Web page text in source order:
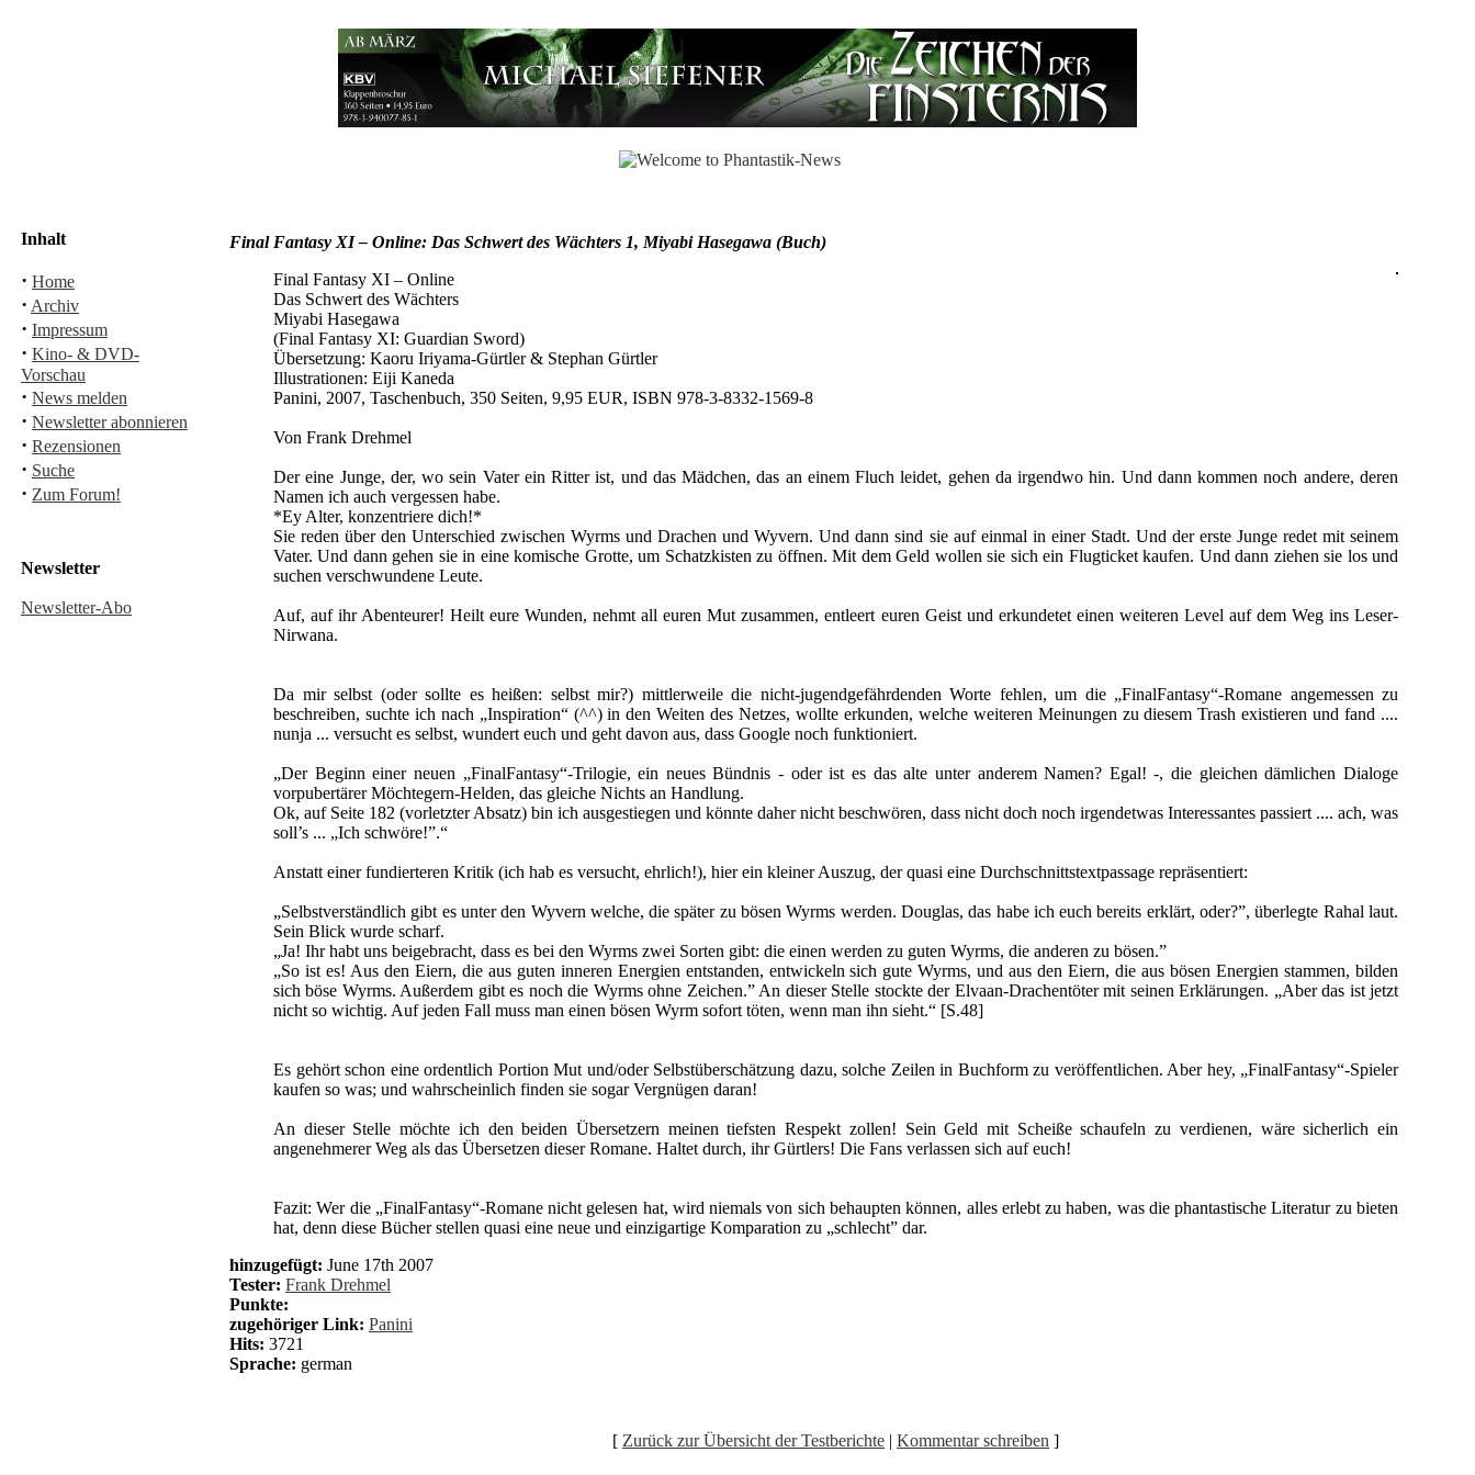
Inhalt
· Home
· Archiv
· Impressum
· Kino- & DVD-
Vorschau
· News melden
· Newsletter abonnieren
· Rezensionen
· Suche
· Zum Forum!
Newsletter
Newsletter-Abo
Final Fantasy XI – Online: Das Schwert des Wächters 1, Miyabi Hasegawa (Buch)
Final Fantasy XI – Online
Das Schwert des Wächters
Miyabi Hasegawa
(Final Fantasy XI: Guardian Sword)
Übersetzung: Kaoru Iriyama-Gürtler & Stephan Gürtler
Illustrationen: Eiji Kaneda
Panini, 2007, Taschenbuch, 350 Seiten, 9,95 EUR, ISBN 978-3-8332-1569-8
Von Frank Drehmel
Der eine Junge, der, wo sein Vater ein Ritter ist, und das Mädchen, das an einem Fluch leidet, gehen da irgendwo hin. Und dann kommen noch andere, deren
Namen ich auch vergessen habe.
*Ey Alter, konzentriere dich!*
Sie reden über den Unterschied zwischen Wyrms und Drachen und Wyvern. Und dann sind sie auf einmal in einer Stadt. Und der erste Junge redet mit seinem
Vater. Und dann gehen sie in eine komische Grotte, um Schatzkisten zu öffnen. Mit dem Geld wollen sie sich ein Flugticket kaufen. Und dann ziehen sie los und
suchen verschwundene Leute.
Auf, auf ihr Abenteurer! Heilt eure Wunden, nehmt all euren Mut zusammen, entleert euren Geist und erkundetet einen weiteren Level auf dem Weg ins Leser-
Nirwana.
Da mir selbst (oder sollte es heißen: selbst mir?) mittlerweile die nicht-jugendgefährdenden Worte fehlen, um die „FinalFantasy“-Romane angemessen zu
beschreiben, suchte ich nach „Inspiration“ (^^) in den Weiten des Netzes, wollte erkunden, welche weiteren Meinungen zu diesem Trash existieren und fand ....
nunja ... versucht es selbst, wundert euch und geht davon aus, dass Google noch funktioniert.
„Der Beginn einer neuen „FinalFantasy“-Trilogie, ein neues Bündnis - oder ist es das alte unter anderem Namen? Egal! -, die gleichen dämlichen Dialoge
vorpubertärer Möchtegern-Helden, das gleiche Nichts an Handlung.
Ok, auf Seite 182 (vorletzter Absatz) bin ich ausgestiegen und könnte daher nicht beschwören, dass nicht doch noch irgendetwas Interessantes passiert .... ach, was
soll’s ... „Ich schwöre!”.“
Anstatt einer fundierteren Kritik (ich hab es versucht, ehrlich!), hier ein kleiner Auszug, der quasi eine Durchschnittstextpassage repräsentiert:
„Selbstverständlich gibt es unter den Wyvern welche, die später zu bösen Wyrms werden. Douglas, das habe ich euch bereits erklärt, oder?”, überlegte Rahal laut.
Sein Blick wurde scharf.
„Ja! Ihr habt uns beigebracht, dass es bei den Wyrms zwei Sorten gibt: die einen werden zu guten Wyrms, die anderen zu bösen.”
„So ist es! Aus den Eiern, die aus guten inneren Energien entstanden, entwickeln sich gute Wyrms, und aus den Eiern, die aus bösen Energien stammen, bilden
sich böse Wyrms. Außerdem gibt es noch die Wyrms ohne Zeichen.” An dieser Stelle stockte der Elvaan-Drachentöter mit seinen Erklärungen. „Aber das ist jetzt
nicht so wichtig. Auf jeden Fall muss man einen bösen Wyrm sofort töten, wenn man ihn sieht.“ [S.48]
Es gehört schon eine ordentlich Portion Mut und/oder Selbstüberschätzung dazu, solche Zeilen in Buchform zu veröffentlichen. Aber hey, „FinalFantasy“-Spieler
kaufen so was; und wahrscheinlich finden sie sogar Vergnügen daran!
An dieser Stelle möchte ich den beiden Übersetzern meinen tiefsten Respekt zollen! Sein Geld mit Scheiße schaufeln zu verdienen, wäre sicherlich ein
angenehmerer Weg als das Übersetzen dieser Romane. Haltet durch, ihr Gürtlers! Die Fans verlassen sich auf euch!
Fazit: Wer die „FinalFantasy“-Romane nicht gelesen hat, wird niemals von sich behaupten können, alles erlebt zu haben, was die phantastische Literatur zu bieten
hat, denn diese Bücher stellen quasi eine neue und einzigartige Komparation zu „schlecht” dar.
hinzugefügt: June 17th 2007
Tester: Frank Drehmel
Punkte:
zugehöriger Link: Panini
Hits: 3721
Sprache: german
[ Zurück zur Übersicht der Testberichte | Kommentar schreiben ]